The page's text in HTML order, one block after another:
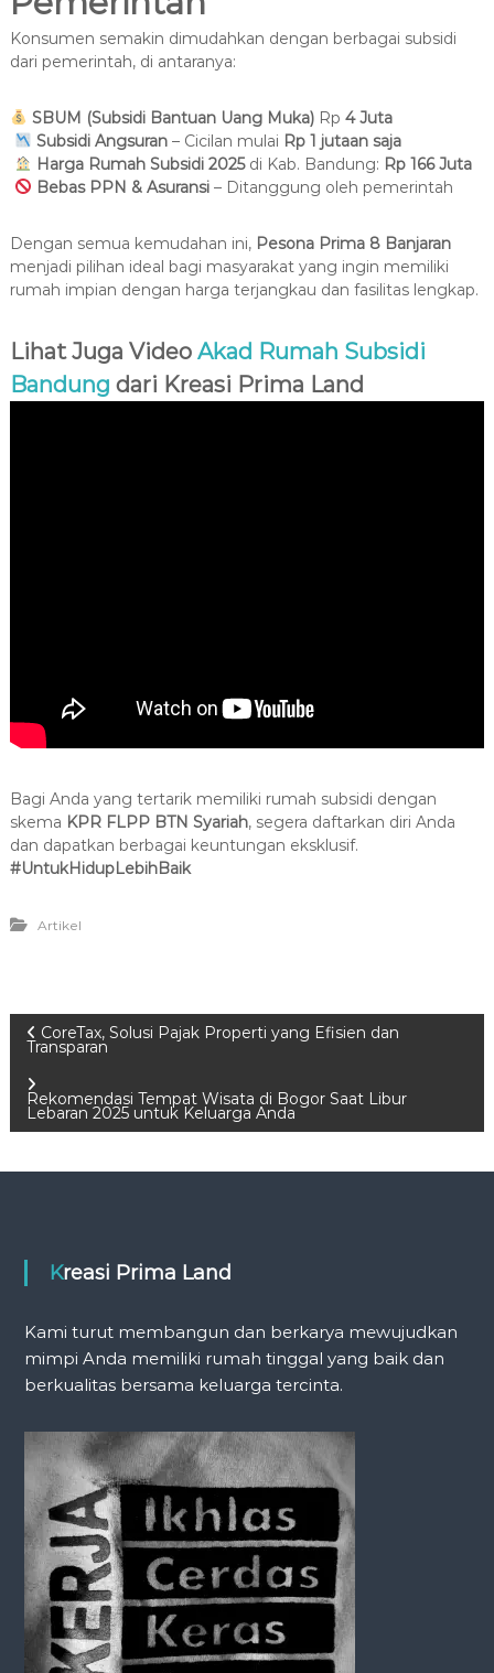
Konsumen semakin dimudahkan dengan berbagai subsidi
dari pemerintah, di antaranya:
SBUM (Subsidi Bantuan Uang Muka)Rp 4 Juta
Subsidi Angsuran– Cicilan mulai Rp 1 jutaan saja
Harga Rumah Subsidi 2025di Kab. Bandung: Rp 166 Juta
Bebas PPN & Asuransi– Ditanggung oleh pemerintah
Dengan semua kemudahan ini, Pesona Prima 8 Banjaran
menjadi pilihan ideal bagi masyarakat yang ingin memiliki
rumah impian dengan harga terjangkau dan fasilitas lengkap.
Lihat Juga Video Akad Rumah Subsidi
Bandung dari Kreasi Prima Land
Bagi Anda yang tertarik memiliki rumah subsidi dengan
skema KPR FLPP BTN Syariah, segera daftarkan diri Anda
dan dapatkan berbagai keuntungan eksklusif.
#UntukHidupLebihBaik
Artikel
P
s
a
v
g
o
CoreTax, Solusi Pajak Properti yang Efisien dan
Transparan
Rekomendasi Tempat Wisata di Bogor Saat Libur
Lebaran 2025 untuk Keluarga Anda
Kreasi Prima Land
Kami turut membangun dan berkarya mewujudkan
mimpi Anda memiliki rumah tinggal yang baik dan
berkualitas bersama keluarga tercinta.